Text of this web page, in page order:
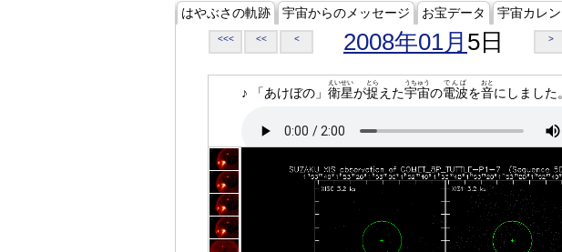
はやぶさの軌跡 宇宙からのメッセージ お宝データ 宇宙カレ
<<< << < 2008年01月 5日 >
♪ 「あけぼの」 衛星
えいせい
が捉
とら
えた宇宙
うちゅう
の電波
でんぱ
を音
おと
にしました。